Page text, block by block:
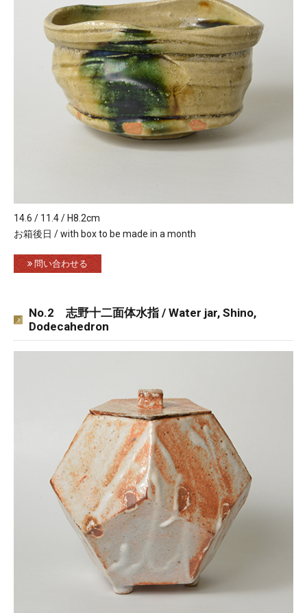
14.6 / 11.4 / H8.2cm
お箱後日 / with box to be made in a month
問い合わせる
No.2 志野十二面体水指 / Water jar, Shino,
Dodecahedron